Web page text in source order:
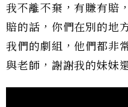
我不離不棄，有賺有賠
賠的話，你們在別的地
我們的劇組，他們都非
與老師，謝謝我的妹妹